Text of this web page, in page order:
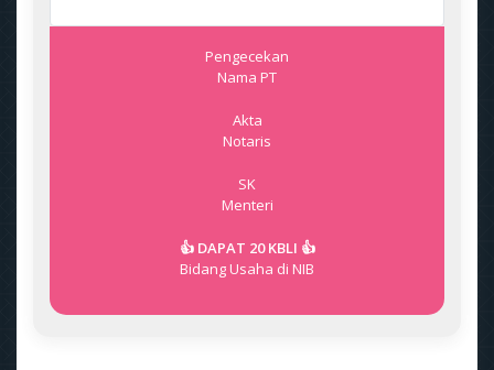
Pengecekan
Nama PT
Akta
Notaris
SK
Menteri
👍 DAPAT 20 KBLI 👍
Bidang Usaha di NIB